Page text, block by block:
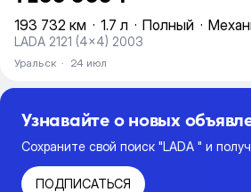
193 732 км · 1.7 л · Полный ·
LADA 2121 (4x4) 2003
Уральск · 24 июл
Узнавайте о новых
Сохраните свой поиск "LADA " и
ПОДПИСАТЬСЯ